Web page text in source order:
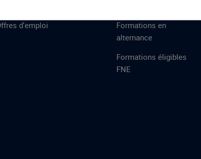
d'emploi
Formations en
alternance
Formations éligibles
FNE